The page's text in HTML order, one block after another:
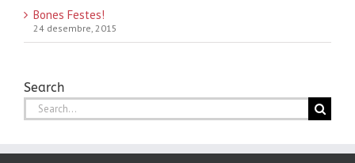
Bones Festes!
24 desembre, 2015
Search
Search
for: